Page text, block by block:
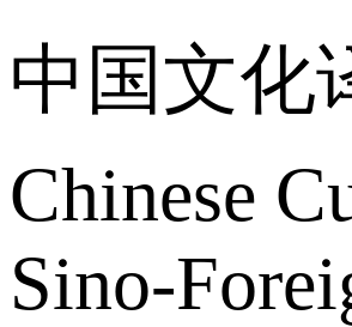
中国文
Chinese
Sino-